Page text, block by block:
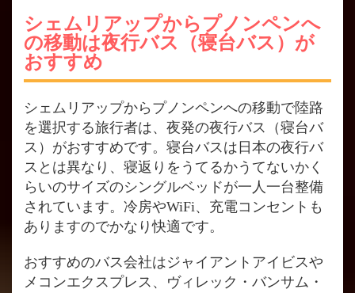
シェムリアップからプノンペンへ
の移動は夜行バス（寝台バス）が
おすすめ
シェムリアップからプノンペンへの移動で陸路
を選択する旅行者は、夜発の夜行バス（寝台バ
ス）がおすすめです。寝台バスは日本の夜行バ
スとは異なり、寝返りをうてるかうてないかく
らいのサイズのシングルベッドが一人一台整備
されています。冷房やWiFi、充電コンセントも
ありますのでかなり快適です。
おすすめのバス会社はジャイアントアイビスや
メコンエクスプレス、ヴィレック・バンサム・